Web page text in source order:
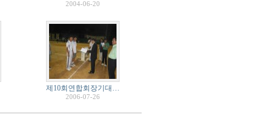
2004-06-20
제10회연합회장기대…
2006-07-26